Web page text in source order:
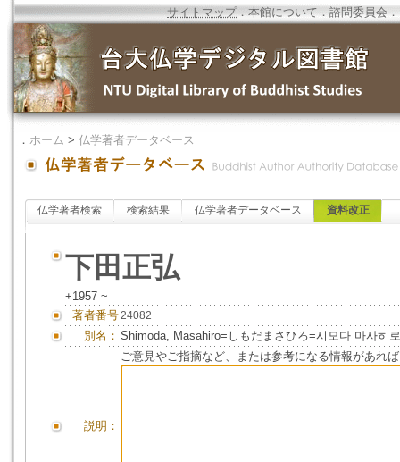
サイトマップ．本館について ．諮問委員会 ．
． ホーム > 仏学著者データベース
仏学著者検索 検索結果 仏学著者データベース 資料改正
下田正弘
+1957 ~
著者番号24082
別名： Shimoda, Masahiro=しもだまさひろ=시모다 마사히로
説明：
ご意見やご指摘など、または参考になる情報があれ